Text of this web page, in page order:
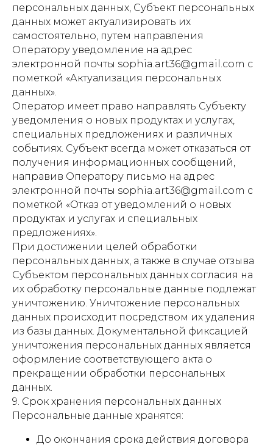
персональных данных, Субъект персональных
данных может актуализировать их
самостоятельно, путем направления
Оператору уведомление на адрес
электронной почты sophia.art36@gmail.com с
пометкой «Актуализация персональных
данных».
Оператор имеет право направлять Субъекту
уведомления о новых продуктах и услугах,
специальных предложениях и различных
событиях. Субъект всегда может отказаться от
получения информационных сообщений,
направив Оператору письмо на адрес
электронной почты sophia.art36@gmail.com с
пометкой «Отказ от уведомлений о новых
продуктах и услугах и специальных
предложениях».
При достижении целей обработки
персональных данных, а также в случае отзыва
Субъектом персональных данных согласия на
их обработку персональные данные подлежат
уничтожению. Уничтожение персональных
данных происходит посредством их удаления
из базы данных. Документальной фиксацией
уничтожения персональных данных является
оформление соответствующего акта о
прекращении обработки персональных
данных.
9. Срок хранения персональных данных
Персональные данные хранятся:
До окончания срока действия договора